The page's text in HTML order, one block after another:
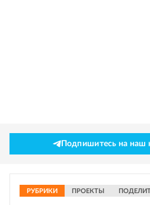
Подпишитесь на наш
РУБРИКИ ПРОЕКТЫ